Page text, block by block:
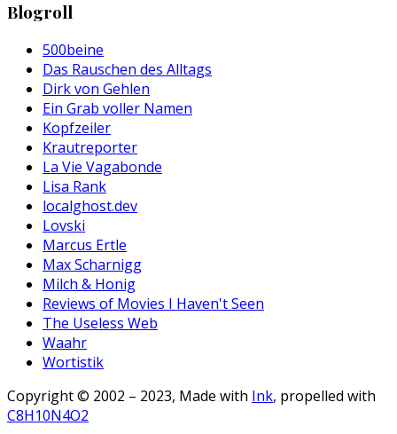
Blogroll
500beine
Das Rauschen des Alltags
Dirk von Gehlen
Ein Grab voller Namen
Kopfzeiler
Krautreporter
La Vie Vagabonde
Lisa Rank
localghost.dev
Lovski
Marcus Ertle
Max Scharnigg
Milch & Honig
Reviews of Movies I Haven't Seen
The Useless Web
Waahr
Wortistik
Copyright © 2002 – 2023, Made with Ink, propelled with
C8H10N4O2